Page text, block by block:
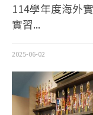
114學年度海外
實習...
2025-06-02